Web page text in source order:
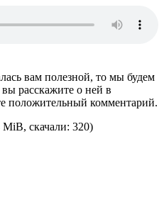
вам полезной, то мы будем
расскажите о ней в
положительный комментарий.
MiB, скачали: 320)